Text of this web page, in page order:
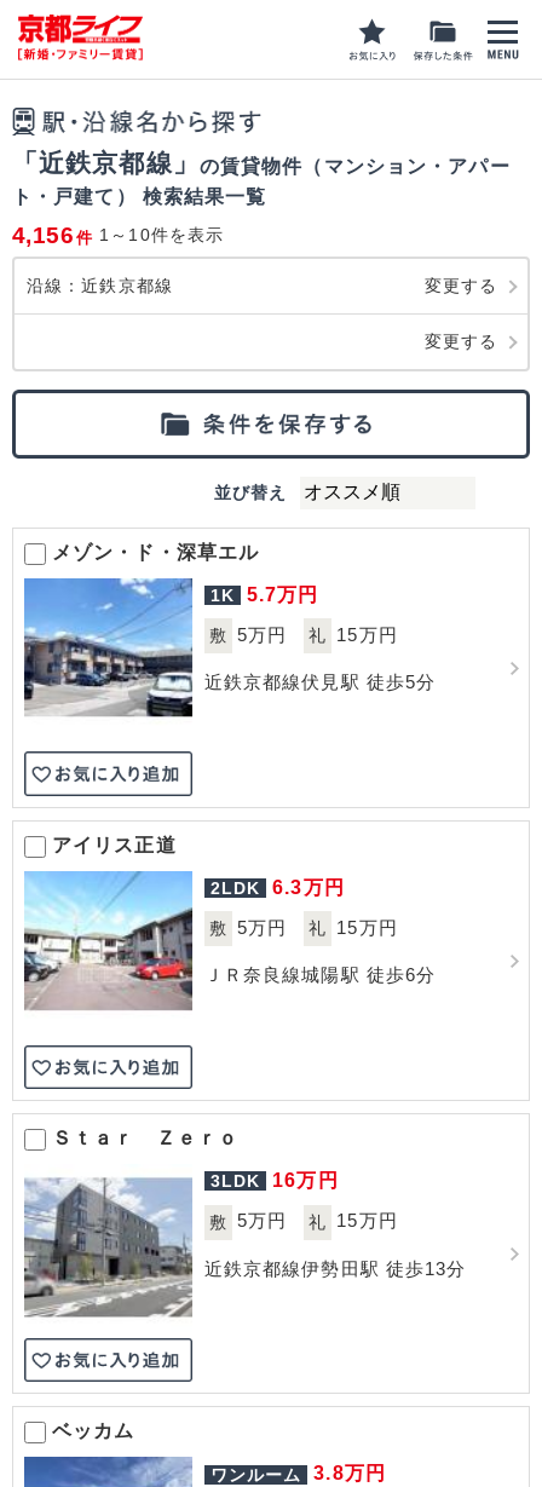
「近鉄京都線」
の賃貸物件（マンション・アパー
ト・戸建て） 検索結果一覧
4,156 件 1～10件を表示
沿線：近鉄京都線 変更する
変更する
並び替え
メゾン・ド・深草エル
1K 5.7万円
敷 5万円 礼 15万円
近鉄京都線伏見駅 徒歩5分
アイリス正道
2LDK 6.3万円
敷 5万円 礼 15万円
ＪＲ奈良線城陽駅 徒歩6分
Ｓｔａｒ Ｚｅｒｏ
3LDK 16万円
敷 5万円 礼 15万円
近鉄京都線伊勢田駅 徒歩13分
ベッカム
ワンルーム 3.8万円